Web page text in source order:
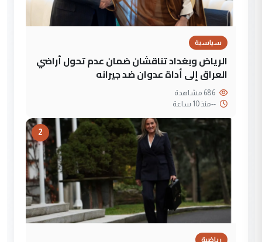
سياسية
الرياض وبغداد تناقشان ضمان عدم تحول أراضي
العراق إلى أداة عدوان ضد جيرانه
--منذ 10 ساعة
2
رياضية